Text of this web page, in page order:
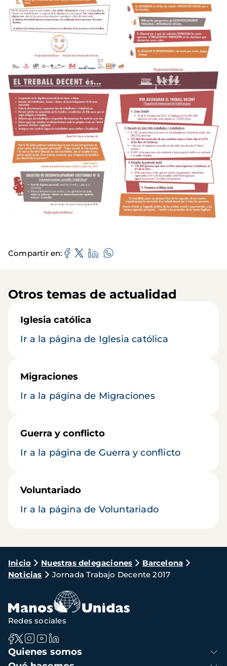
Compartir en
Otros temas de actualidad
Iglesia católica
Ir a la página de Iglesia católica
Migraciones
Ir a la página de Migraciones
Guerra y conflicto
Ir a la página de Guerra y conflicto
Voluntariado
Ir a la página de Voluntariado
Ruta
de
navegación
Inicio Nuestras delegaciones
Barcelona
Noticias
Jornada Trabajo Decente 2017
Navegación
principal
Quienes somos
Redes sociales